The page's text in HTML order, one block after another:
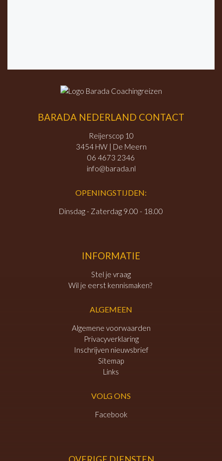
BARADA NEDERLAND CONTACT
Reijerscop 10
3454 HW | De Meern
06 4673 2346
info@barada.nl
OPENINGSTIJDEN:
Dinsdag - Zaterdag 9.00 - 18.00
INFORMATIE
Stel je vraag
Wil je eerst kennismaken?
ALGEMEEN
Algemene voorwaarden
Privacyverklaring
Inschrijven nieuwsbrief
Sitemap
Links
VOLG ONS
Facebook